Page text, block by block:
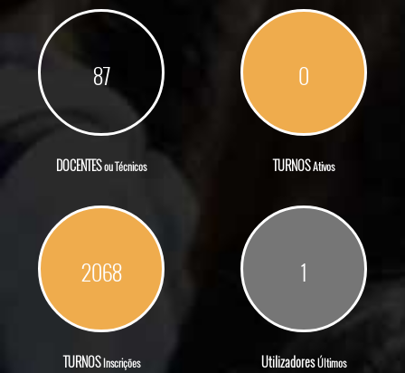
87
DOCENTESou Técnicos
0
TURNOSAtivos
2068
TURNOSInscrições
1
UtilizadoresÚltimos